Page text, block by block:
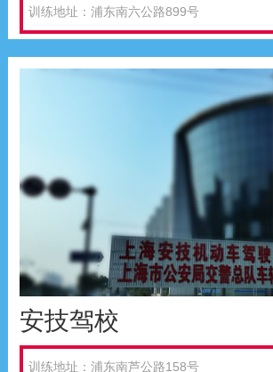
训练地址：浦东南六公路899号
安技驾校
训练地址：浦东南芦公路158号